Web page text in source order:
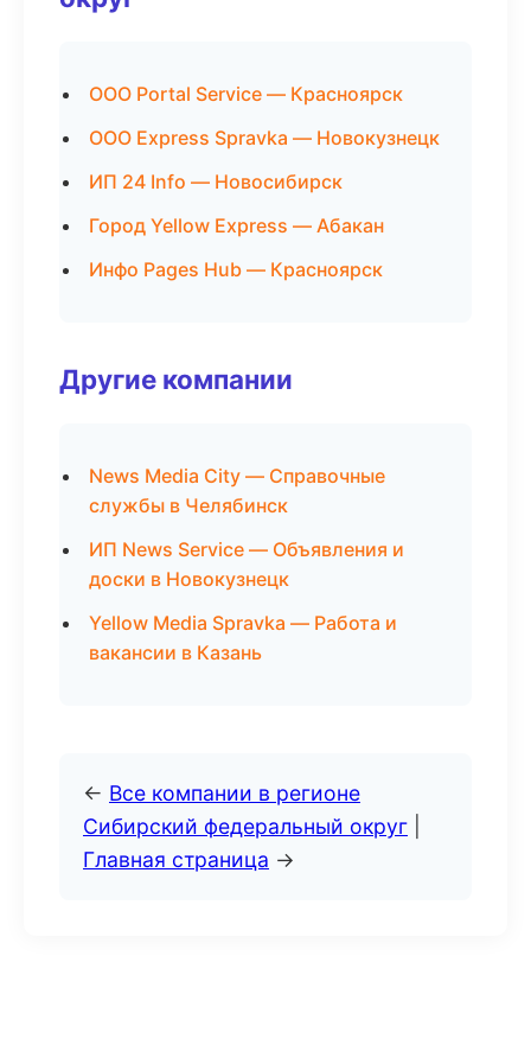
ООО Portal Service — Красноярск
ООО Express Spravka — Новокузнецк
ИП 24 Info — Новосибирск
Город Yellow Express — Абакан
Инфо Pages Hub — Красноярск
Другие компании
News Media City — Справочные
службы в Челябинск
ИП News Service — Объявления и
доски в Новокузнецк
Yellow Media Spravka — Работа и
вакансии в Казань
← Все компании в регионе
Сибирский федеральный округ
Главная страница →